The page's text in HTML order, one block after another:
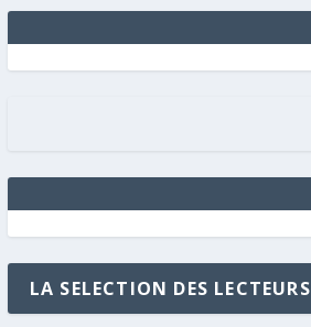
LA SELECTION DES LECTEURS